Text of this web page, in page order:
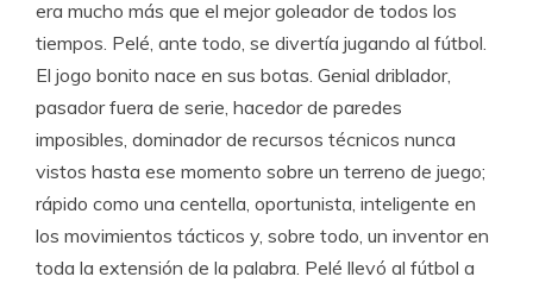
era mucho más que el mejor goleador de todos los
tiempos. Pelé, ante todo, se divertía jugando al fútbol.
El jogo bonito nace en sus botas. Genial driblador,
pasador fuera de serie, hacedor de paredes
imposibles, dominador de recursos técnicos nunca
vistos hasta ese momento sobre un terreno de juego;
rápido como una centella, oportunista, inteligente en
los movimientos tácticos y, sobre todo, un inventor en
toda la extensión de la palabra. Pelé llevó al fútbol a